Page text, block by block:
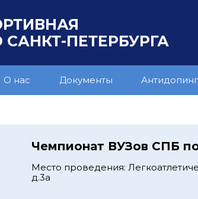
ПЕТЕРБУРГА
О нас Документы
Чемпионат ВУЗов СПБ
Место проведения:
д.3а